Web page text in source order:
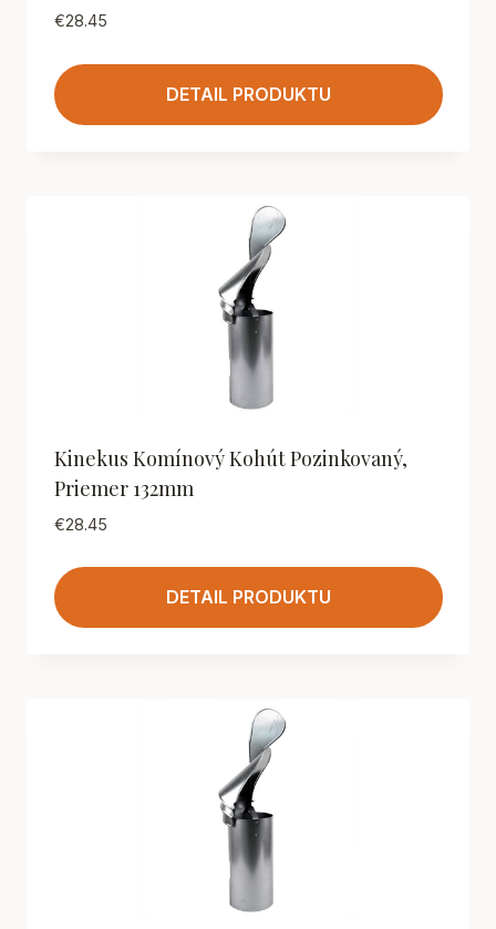
€28.45
DETAIL PRODUKTU
Kinekus Komínový Kohút Pozinkovaný,
Priemer 132mm
€28.45
DETAIL PRODUKTU